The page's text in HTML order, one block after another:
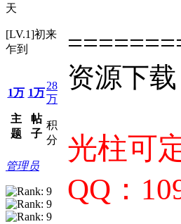
天
[LV.1]初来
乍到
1万
主
题
1万
帖
子
28
万
积
分
管理员
资源下载
光柱可
QQ：